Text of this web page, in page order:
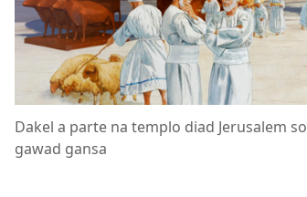
Dakel a parte na templo diad Jerusalem so
gawad gansa